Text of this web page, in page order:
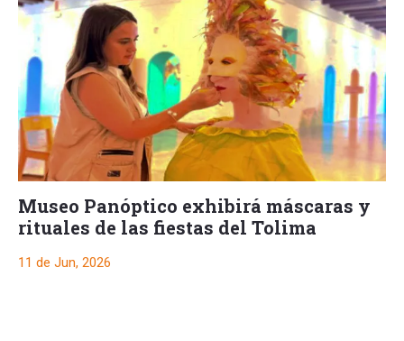
Museo Panóptico exhibirá máscaras y
rituales de las fiestas del Tolima
11 de Jun, 2026